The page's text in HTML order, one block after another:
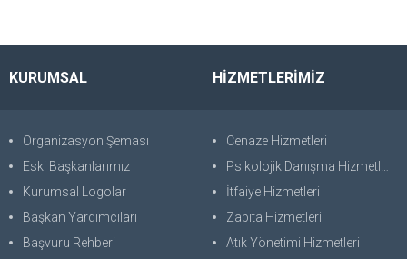
KURUMSAL
Organizasyon Şeması
Eski Başkanlarımız
Kurumsal Logolar
Başkan Yardımcıları
Başvuru Rehberi
HİZMETLERİMİZ
Cenaze Hizmetleri
Psikolojik Danışma Hizmetleri
İtfaiye Hizmetleri
Zabıta Hizmetleri
Atık Yönetimi Hizmetleri